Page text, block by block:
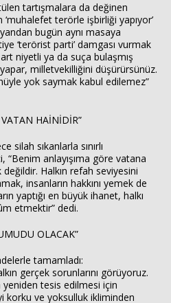
tartışmalara da değinen
terörle işbirliği yapıyor’
bugün aynı masaya
‘terörist parti’ damgası vurmak
niyetli ya da suça bulaşmış
milletvekilliğini düşürürsünüz.
yok saymak kabul edilemez”
HAİNİDİR”
silah sıkanlarla sınırlı
anlayışıma göre vatana
Halkın refah seviyesini
insanların hakkını yemek de
yaptığı en büyük ihanet, halkı
etmektir” dedi.
OLACAK”
tamamladı:
gerçek sorunlarını görüyoruz.
tesis edilmesi için
korku ve yoksulluk ikliminden